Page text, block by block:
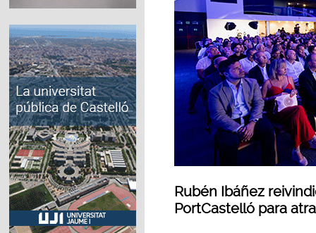
Rubén Ibáñez
PortCastelló para